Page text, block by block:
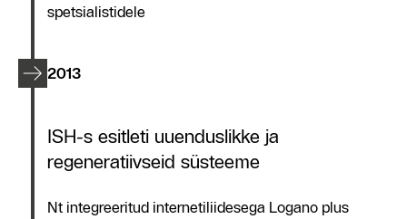
spetsialistidele
2013
ISH-s esitleti uuenduslikke ja
regeneratiivseid süsteeme
Nt integreeritud internetiliidesega Logano plus